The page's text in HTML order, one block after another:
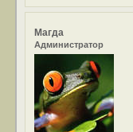
Магда
Администратор